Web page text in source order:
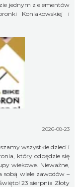
jednym z elementów
Koniakowskiej i
2026-08-23
który odbędzie się
Nieważne,
sobą wiele zawodów –
Złoty